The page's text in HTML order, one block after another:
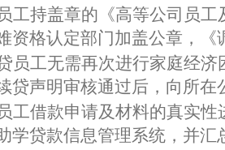
工持盖章的《高等公司员
资格认定部门加盖公章，《
员工无需再次进行家庭经
贷声明审核通过后，向所在
工借款申请及材料的真实
学贷款信息管理系统，并汇